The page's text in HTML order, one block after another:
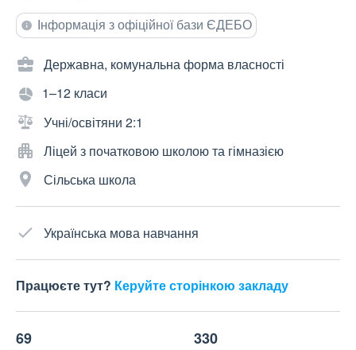
Інформація з офіційної бази ЄДЕБО
Державна, комунальна форма власності
1–12 класи
Учні/освітяни 2:1
Ліцей з початковою школою та гімназією
Сільська школа
Українська мова навчання
Працюєте тут? Керуйте сторінкою закладу
69 330